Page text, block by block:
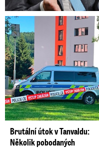
Brutální útok v Tanvaldu:
Několik pobodaných